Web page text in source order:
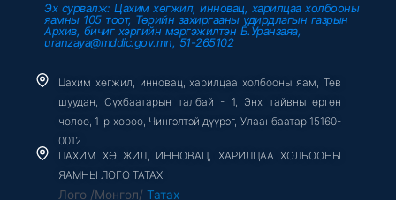
Эх сурвалж: Цахим хөгжил, инновац, харилцаа холбооны
яамны 105 тоот, Төрийн захиргааны удирдлагын газрын
Архив, бичиг хэргийн мэргэжилтэн Б.Уранзаяа,
uranzaya@mddic.gov.mn, 51-265102
Цахим хөгжил, инновац, харилцаа холбооны яам, Төв
шуудан, Сүхбаатарын талбай - 1, Энх тайвны өргөн
чөлөө, 1-р хороо, Чингэлтэй дүүрэг, Улаанбаатар 15160-
0012
ЦАХИМ ХӨГЖИЛ, ИННОВАЦ, ХАРИЛЦАА ХОЛБООНЫ
ЯАМНЫ ЛОГО ТАТАХ
Лого /Монгол/ Татах